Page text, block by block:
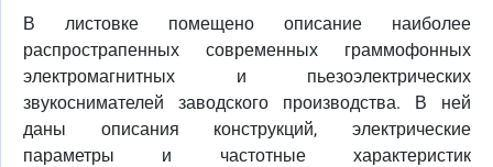
В листовке помещено описание наиболее
распрострапенных современных граммофонных
электромагнитных и пьезоэлектрических
звукоснимателей заводского производства. В ней
даны описания конструкций, электрические
параметры и частотные характеристик